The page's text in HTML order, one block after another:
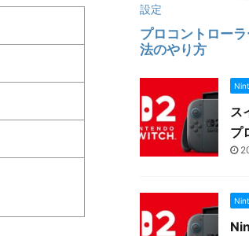
ス
プ